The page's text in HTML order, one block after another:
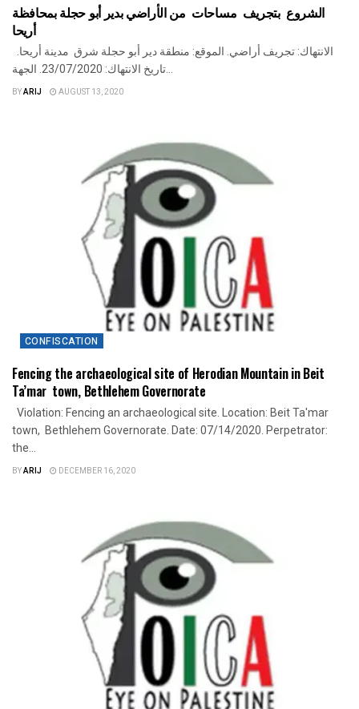
الشروع بتجريف مساحات من الأراضي بدير أبو حجلة بمحافظة
أريحا
BYARIJ AUGUST 13, 2020
CONFISCATION
Fencing the archaeological site of Herodian Mountain in Beit
Ta’mar town, Bethlehem Governorate
Violation: Fencing an archaeological site. Location: Beit Ta'mar
town, Bethlehem Governorate. Date: 07/14/2020. Perpetrator:
the...
BYARIJ DECEMBER 16, 2020